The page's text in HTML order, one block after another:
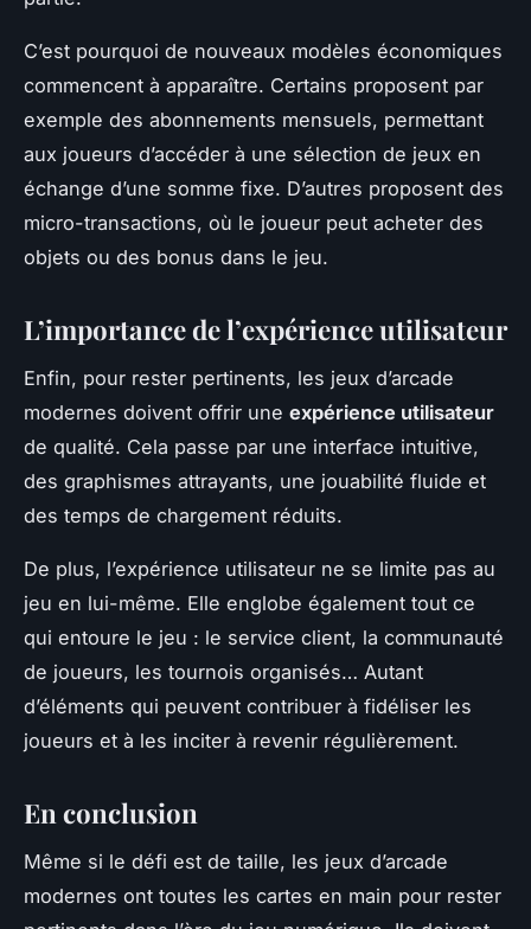
C’est pourquoi de nouveaux modèles économiques
commencent à apparaître. Certains proposent par
exemple des abonnements mensuels, permettant
aux joueurs d’accéder à une sélection de jeux en
échange d’une somme fixe. D’autres proposent des
micro-transactions, où le joueur peut acheter des
objets ou des bonus dans le jeu.
L’importance de l’expérience utilisateur
Enfin, pour rester pertinents, les jeux d’arcade
modernes doivent offrir une expérience utilisateur
de qualité. Cela passe par une interface intuitive,
des graphismes attrayants, une jouabilité fluide et
des temps de chargement réduits.
De plus, l’expérience utilisateur ne se limite pas au
jeu en lui-même. Elle englobe également tout ce
qui entoure le jeu : le service client, la communauté
de joueurs, les tournois organisés… Autant
d’éléments qui peuvent contribuer à fidéliser les
joueurs et à les inciter à revenir régulièrement.
En conclusion
Même si le défi est de taille, les jeux d’arcade
modernes ont toutes les cartes en main pour rester